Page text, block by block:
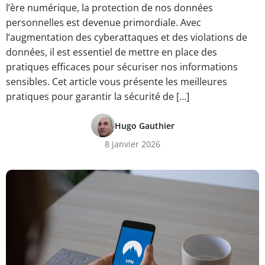
l’ère numérique, la protection de nos données
personnelles est devenue primordiale. Avec
l’augmentation des cyberattaques et des violations de
données, il est essentiel de mettre en place des
pratiques efficaces pour sécuriser nos informations
sensibles. Cet article vous présente les meilleures
pratiques pour garantir la sécurité de […]
Hugo Gauthier
8 janvier 2026